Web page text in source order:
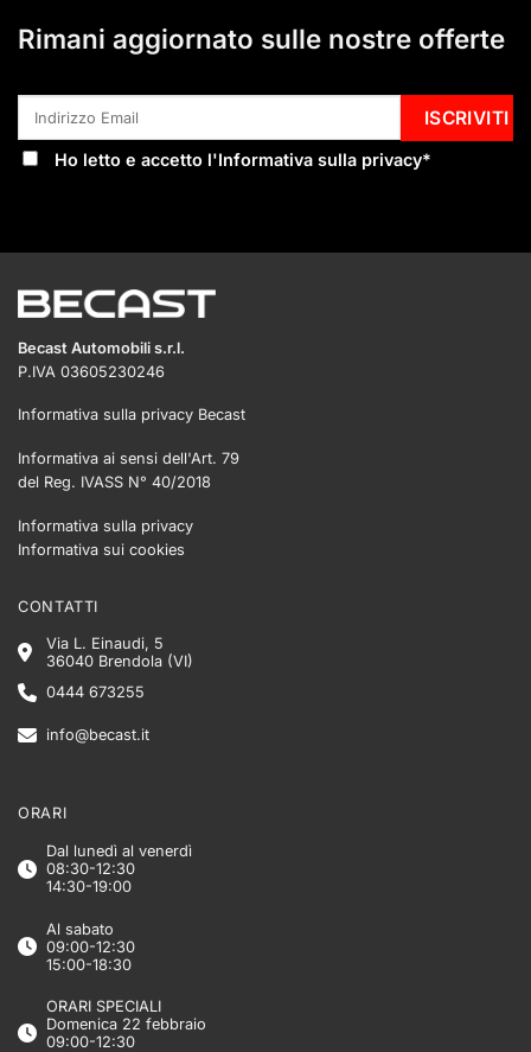
Rimani aggiornato sulle nostre offerte
Ho letto e accetto l'Informativa sulla privacy*
Becast Automobili s.r.l.
P.IVA 03605230246
Informativa sulla privacy Becast
Informativa ai sensi dell'Art. 79
del Reg. IVASS N° 40/2018
Informativa sulla privacy
Informativa sui cookies
CONTATTI
Via L. Einaudi, 5
36040 Brendola (VI)
0444 673255
info@becast.it
ORARI
Dal lunedì al venerdì
08:30-12:30
14:30-19:00
Al sabato
09:00-12:30
15:00-18:30
ORARI SPECIALI
Domenica 22 febbraio
09:00-12:30